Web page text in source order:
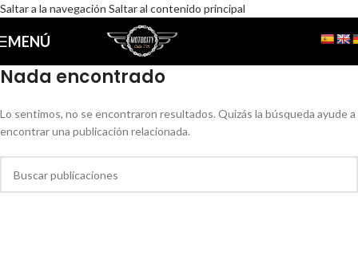
Saltar a la navegación Saltar al contenido principal
MENÚ
Nada encontrado
Lo sentimos, no se encontraron resultados. Quizás la búsqueda ayude a
encontrar una publicación relacionada.